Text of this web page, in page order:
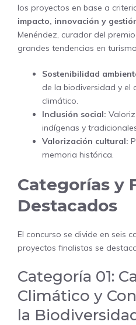
los proyectos en base a
impacto, innovación y
Menéndez, curador del
grandes tendencias en
Sostenibilidad
de la biodiversidad y el
climático.
Inclusión social:
indígenas y
Valorización cultural:
memoria histórica.
Categorías y
Destacados
El concurso se divide en seis
proyectos finalistas se
Categoría 01:
Climático y
la